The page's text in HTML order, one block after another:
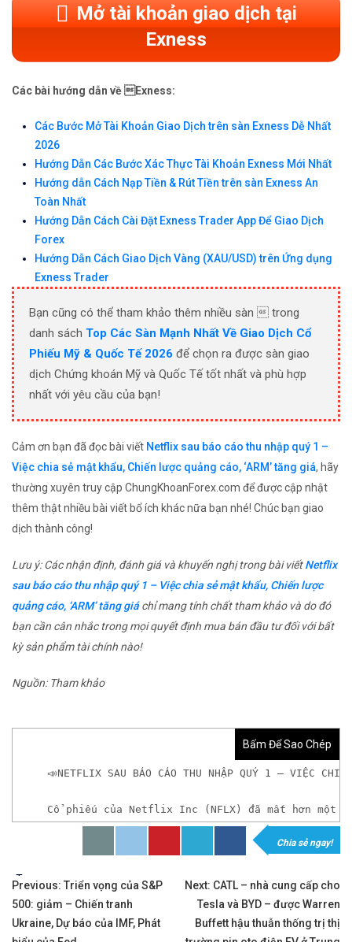
Mở tài khoản giao dịch tại
Exness
Các bài hướng dẫn về Exness:
Các Bước Mở Tài Khoản Giao Dịch trên sàn Exness Dễ Nhất
2026
Hướng Dẫn Các Bước Xác Thực Tài Khoản Exness Mới Nhất
Hướng dẫn Cách Nạp Tiền & Rút Tiền trên sàn Exness An
Toàn Nhất
Hướng Dẫn Cách Cài Đặt Exness Trader App Để Giao Dịch
Forex
Hướng Dẫn Cách Giao Dịch Vàng (XAU/USD) trên Ứng dụng
Exness Trader
Bạn cũng có thể tham khảo thêm nhiều sàn  trong
danh sách Top Các Sàn Mạnh Nhất Về Giao Dịch Cổ
Phiếu Mỹ & Quốc Tế 2026 để chọn ra được sàn giao
dịch Chứng khoán Mỹ và Quốc Tế tốt nhất và phù hợp
nhất với yêu cầu của bạn!
Cảm ơn bạn đã đọc bài viết Netflix sau báo cáo thu nhập quý 1 –
Việc chia sẻ mật khẩu, Chiến lược quảng cáo, ‘ARM’ tăng giá, hãy
thường xuyên truy cập ChungKhoanForex.com để được cập nhật
thêm thật nhiều bài viết bổ ích khác nữa bạn nhé! Chúc bạn giao
dịch thành công!
Lưu ý: Các nhận định, đánh giá và khuyến nghị trong bài viếtNetflix
sau báo cáo thu nhập quý 1 – Việc chia sẻ mật khẩu, Chiến lược
quảng cáo, ‘ARM’ tăng giáchỉ mang tính chất tham khảo và do đó
bạn cần cân nhắc trong mọi quyết định mua bán đầu tư đối với bất
kỳ sản phẩm tài chính nào!
Nguồn: Tham khảo
Bấm Để Sao Chép
📣NETFLIX SAU BÁO CÁO THU NHẬP QUÝ 1 – VIỆC CHIA
Cổ phiếu của Netflix Inc (NFLX) đã mất hơn
𝘟𝘦𝘮 𝘤𝘩𝘪 𝘵𝘪ế𝘵: https://chungkhoanforex.com/
✨🏆Đầ𝐮 𝐭ư 𝐯à 𝐋ướ𝐭 𝐬ó𝐧𝐠 𝐜á𝐜 𝐜ổ 𝐩𝐡𝐢ế𝐮 𝐭𝐫ê𝐧 𝐭𝐡ị 𝐭𝐫ườ𝐧𝐠
✅𝘔ở 𝘵à𝘪 𝘬𝘩𝘰ả𝘯 𝘵𝘳ê𝘯 𝘴à𝘯 𝘌𝘹𝘯𝘦𝘴𝘴 𝘜𝘺 𝘛í𝘯 𝘷à 𝘱𝘩ù
Chia sẻ ngay!
Tags:
Điều
hướng
Previous: Triển vọng của S&P
500: giảm – Chiến tranh
Ukraine, Dự báo của IMF, Phát
Next: CATL – nhà cung cấp cho
Tesla và BYD – được Warren
Buffett hậu thuẫn thống trị thị